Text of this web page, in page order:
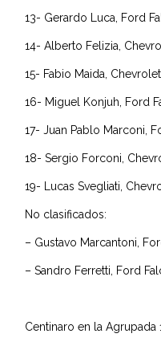
13- Gerardo Luca, Ford
14- Alberto Felizia,
15- Fabio Maida,
16- Miguel Konjuh, Ford
17- Juan Pablo Marconi,
18- Sergio Forconi,
19- Lucas Svegliati,
No clasificados:
– Gustavo Marcantoni,
– Sandro Ferretti, Ford
Centinaro en la Agrupada